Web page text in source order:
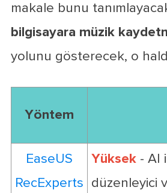
makale bunu
bilgisayara müzik
yolunu gösterecek, o
Yöntem
EaseUS
RecExperts
Yüksek- AI
düzenleyici